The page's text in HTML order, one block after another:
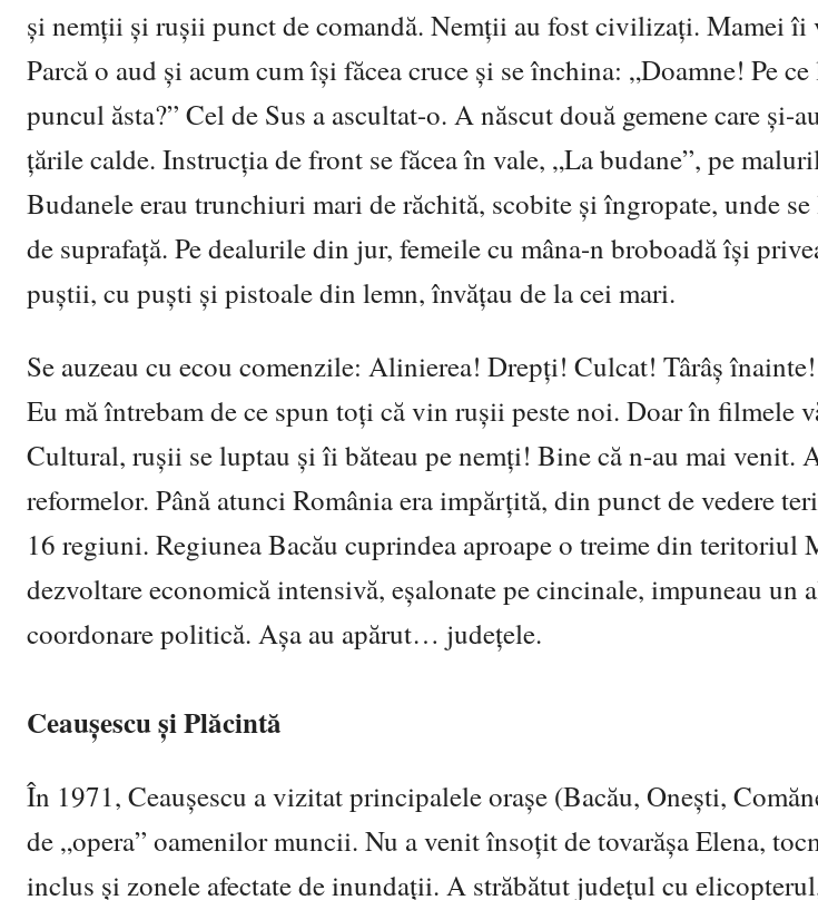
și nemții și rușii punct de comandă. Nemții au fost civilizați. Mamei îi
Parcă o aud și acum cum își făcea cruce și se închina: „Doamne! Pe
puncul ăsta?” Cel de Sus a ascultat-o. A născut două gemene care
țările calde. Instrucția de front se făcea în vale, „La budane”, pe
Budanele erau trunchiuri mari de răchită, scobite și îngropate, unde
de suprafață. Pe dealurile din jur, femeile cu mâna-n broboadă își
puștii, cu puști și pistoale din lemn, învățau de la cei mari.
Se auzeau cu ecou comenzile: Alinierea! Drepți! Culcat! Târâș
Eu mă întrebam de ce spun toți că vin rușii peste noi. Doar în filmele
Cultural, rușii se luptau și îi băteau pe nemți! Bine că n-au mai venit.
reformelor. Până atunci România era impărțită, din punct de vedere
16 regiuni. Regiunea Bacău cuprindea aproape o treime din teritoriul
dezvoltare economică intensivă, eșalonate pe cincinale, impuneau un
coordonare politică. Așa au apărut… județele.
Ceaușescu și Plăcintă
În 1971, Ceauşescu a vizitat principalele oraşe (Bacău, Oneşti,
de „opera” oamenilor muncii. Nu a venit însoțit de tovarășa Elena,
inclus și zonele afectate de inundații. A străbătut județul cu